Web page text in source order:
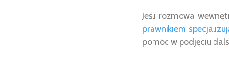
Jeśli rozmowa
prawnikiem
pomóc w podjęciu